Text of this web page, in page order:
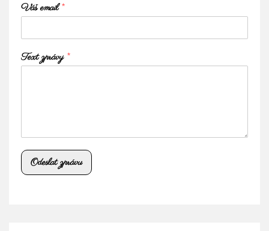
Váš email*
Text zprávy *
Odeslat zprávu